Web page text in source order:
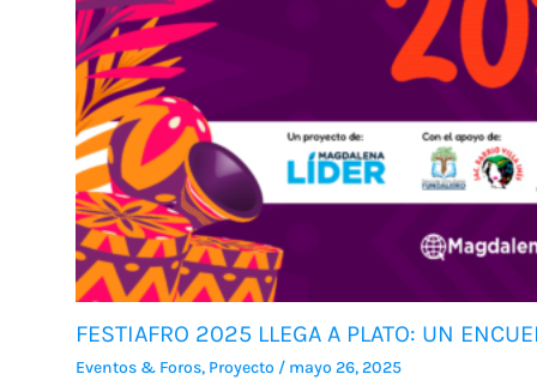
FESTIAFRO 2025 LLEGA A PLATO: UN
Eventos & Foros, Proyecto / mayo 26, 2025